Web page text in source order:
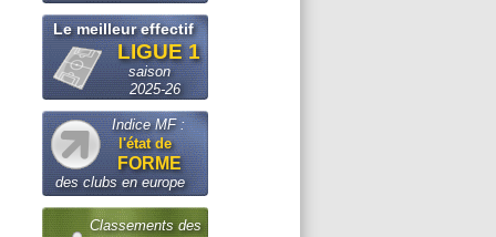
Le meilleur effectif
LIGUE 1
saison
2025-26
Indice MF :
l'état de
FORME
des clubs en europe
Classements des